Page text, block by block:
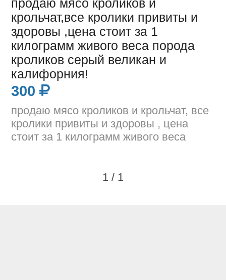
продаю мясо кроликов и
крольчат,все кролики привиты и
здоровы ,цена стоит за 1
килограмм живого веса порода
кроликов серый великан и
калифорния!
300
продаю мясо кроликов и крольчат, все
кролики привиты и здоровы , цена
стоит за 1 килограмм живого веса
1 / 1